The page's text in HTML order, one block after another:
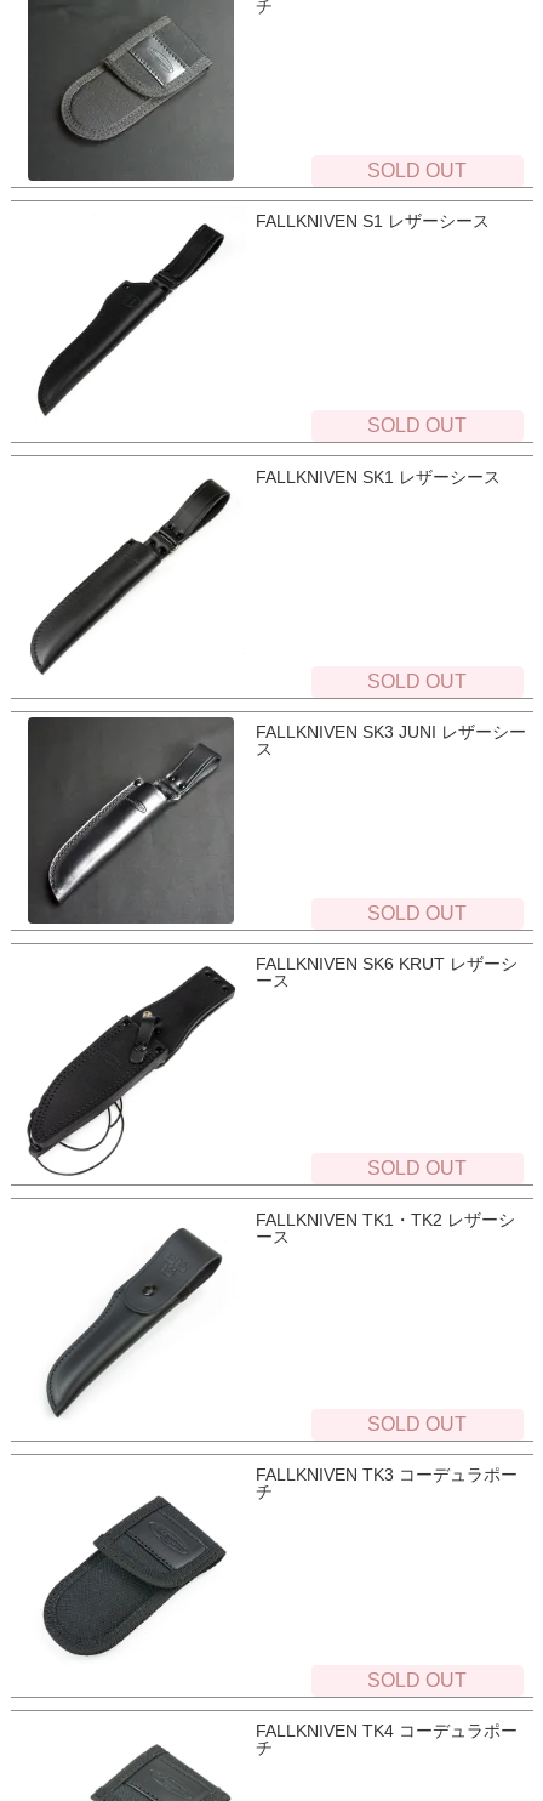
チ
SOLD OUT
FALLKNIVEN S1 レザーシース
SOLD OUT
FALLKNIVEN SK1 レザーシース
SOLD OUT
FALLKNIVEN SK3 JUNI レザーシー
ス
SOLD OUT
FALLKNIVEN SK6 KRUT レザーシ
ース
SOLD OUT
FALLKNIVEN TK1・TK2 レザーシ
ース
SOLD OUT
FALLKNIVEN TK3 コーデュラポー
チ
SOLD OUT
FALLKNIVEN TK4 コーデュラポー
チ